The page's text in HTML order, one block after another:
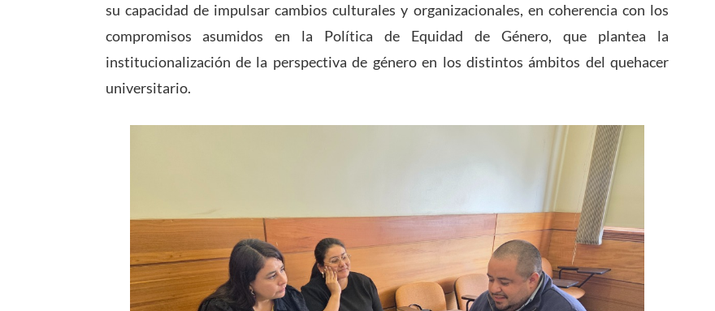
su capacidad de impulsar cambios culturales y organizacionales, en coherencia con los
compromisos asumidos en la Política de Equidad de Género, que plantea la
institucionalización de la perspectiva de género en los distintos ámbitos del quehacer
universitario.